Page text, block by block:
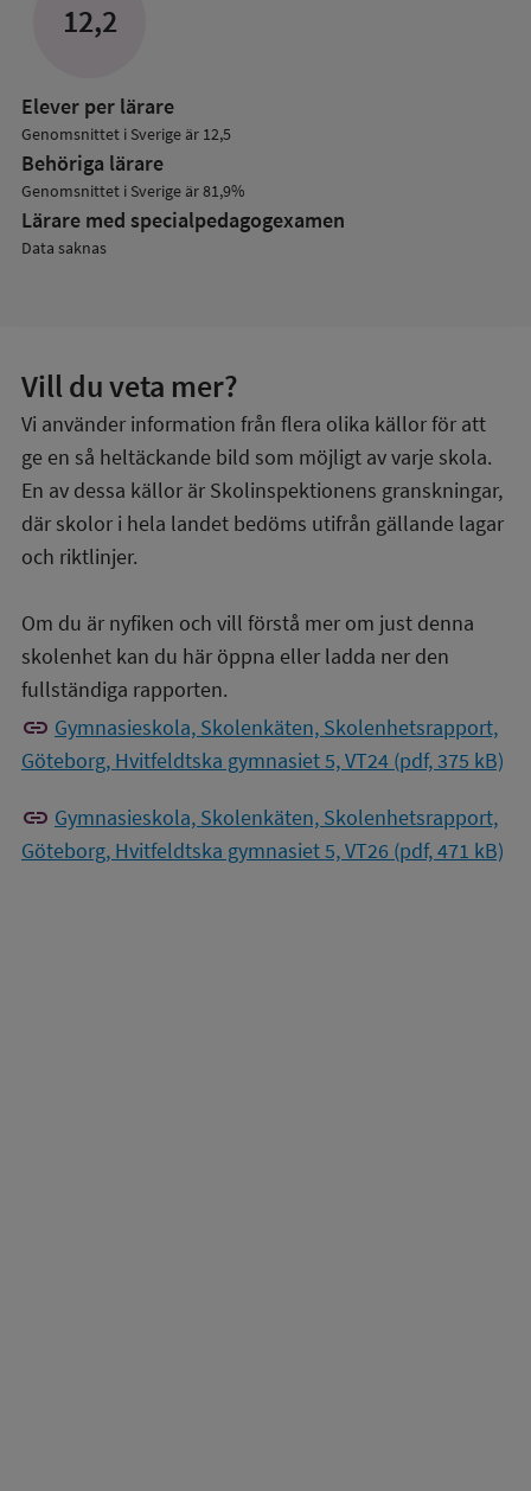
12,2
Elever per lärare
Genomsnittet i Sverige är 12,5
Behöriga lärare
Genomsnittet i Sverige är 81,9%
Lärare med specialpedagog­examen
Data saknas
Vill du veta mer?
Vi använder information från flera olika källor för att
ge en så heltäckande bild som möjligt av varje skola.
En av dessa källor är Skolinspektionens granskningar,
där skolor i hela landet bedöms utifrån gällande lagar
och riktlinjer.
Om du är nyfiken och vill förstå mer om just denna
skolenhet kan du här öppna eller ladda ner den
fullständiga rapporten.
link Gymnasieskola, Skolenkäten, Skolenhetsrapport,
Göteborg, Hvitfeldtska gymnasiet 5, VT24 (pdf, 375 kB)
link Gymnasieskola, Skolenkäten, Skolenhetsrapport,
Göteborg, Hvitfeldtska gymnasiet 5, VT26 (pdf, 471 kB)